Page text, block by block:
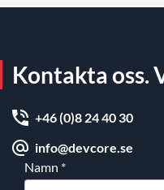
Kontakta oss.
+46 (0)8 24 40 30
info@devcore.se
Namn *